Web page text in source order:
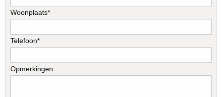
Woonplaats*
Telefoon*
Opmerkingen